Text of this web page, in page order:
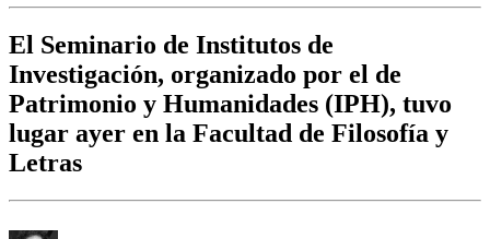
El Seminario de Institutos de
Investigación, organizado por el de
Patrimonio y Humanidades (IPH), tuvo
lugar ayer en la Facultad de Filosofía y
Letras